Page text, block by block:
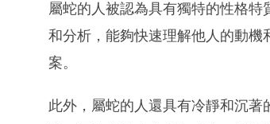
屬蛇的人被認為具有獨特的性格
和分析，能夠快速理解他人的動
案。
此外，屬蛇的人還具有冷靜和沉